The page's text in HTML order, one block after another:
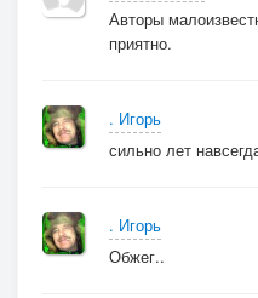
Авторы
приятно.
. Игорь
сильно лет
. Игорь
Обжег..